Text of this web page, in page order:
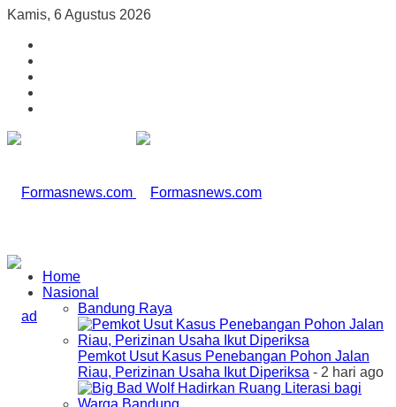
Kamis, 6 Agustus 2026
Home
Nasional
Bandung Raya
Pemkot Usut Kasus Penebangan Pohon Jalan
Riau, Perizinan Usaha Ikut Diperiksa - 2 hari ago